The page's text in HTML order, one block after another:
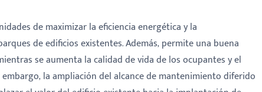
de maximizar la eficiencia energética y la
de edificios existentes. Además, permite una buena
se aumenta la calidad de vida de los ocupantes y el
la ampliación del alcance de mantenimiento diferido